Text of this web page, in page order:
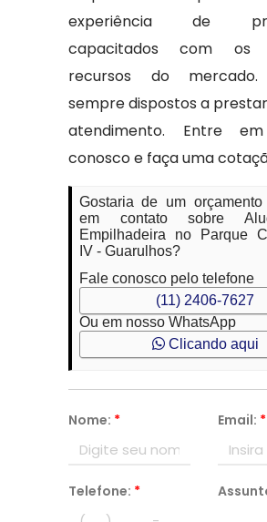
experiência de
capacitados com os
recursos do mercado.
sempre dispostos a
atendimento. Entre
conosco e faça uma
Gostaria de um
em contato sobre
Empilhadeira no Parque
IV - Guarulhos?
Fale conosco pelo telefone
(11) 2406-7627
Ou em nosso WhatsApp
Clicando aqui
Nome: * Email: *
Telefone: *